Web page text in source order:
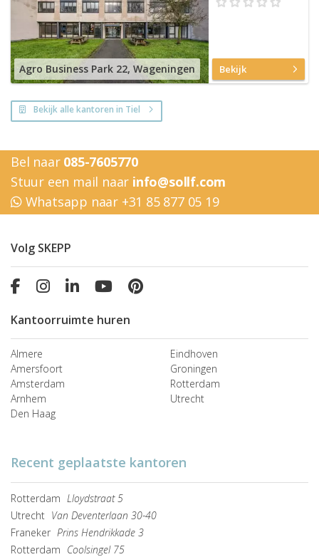
Agro Business Park 22, Wageningen Bekijk
Bekijk alle kantoren in Tiel
Bel naar 085-7605770
Stuur een mail naar info@sollf.com
Whatsapp naar +31 85 877 05 19
Volg SKEPP
Kantoorruimte huren
Almere
Amersfoort
Amsterdam
Arnhem
Den Haag
Eindhoven
Groningen
Rotterdam
Utrecht
Recent geplaatste kantoren
Rotterdam Lloydstraat 5
Utrecht Van Deventerlaan 30-40
Franeker Prins Hendrikkade 3
Rotterdam Coolsingel 75